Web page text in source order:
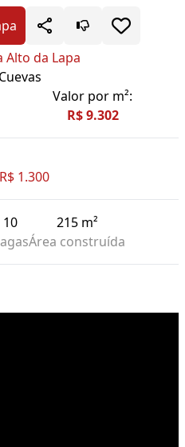
Alto da Lapa
Valor por m²:
R$ 9.302
R$ 1.300
10
215 m²
Área construída